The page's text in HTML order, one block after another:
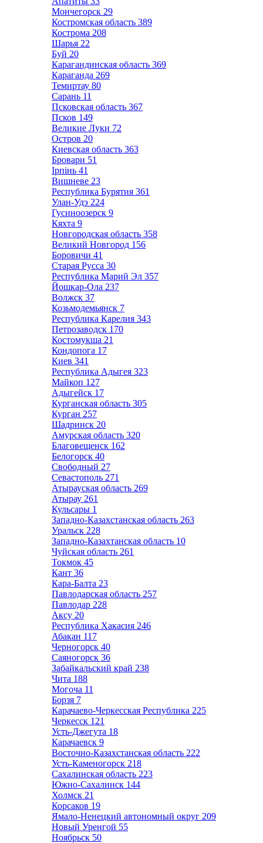
Мончегорск 29
Костромская область 389
Кострома 208
Шарья 22
Буй 20
Карагандинская область 369
Караганда 269
Темиртау 80
Сарань 11
Псковская область 367
Псков 149
Великие Луки 72
Остров 20
Киевская область 363
Бровари 51
Ірпінь 41
Вишневе 23
Республика Бурятия 361
Улан-Удэ 224
Гусиноозерск 9
Кяхта 9
Новгородская область 358
Великий Новгород 156
Боровичи 41
Старая Русса 30
Республика Марий Эл 357
Йошкар-Ола 237
Волжск 37
Козьмодемьянск 7
Республика Карелия 343
Петрозаводск 170
Костомукша 21
Кондопога 17
Киев 341
Республика Адыгея 323
Майкоп 127
Адыгейск 17
Курганская область 305
Курган 257
Шадринск 20
Амурская область 320
Благовещенск 162
Белогорск 40
Свободный 27
Севастополь 271
Атырауская область 269
Атырау 261
Кульсары 1
Западно-Казахстанская область 263
Уральск 228
Западно-Казахтанская область 10
Чуйская область 261
Токмок 45
Кант 36
Кара-Балта 23
Павлодарская область 257
Павлодар 228
Аксу 20
Республика Хакасия 246
Абакан 117
Черногорск 40
Саяногорск 36
Забайкальский край 238
Чита 188
Могоча 11
Борзя 7
Карачаево-Черкесская Республика 225
Черкесск 121
Усть-Джегута 18
Карачаевск 9
Восточно-Казахстанская область 222
Усть-Каменогорск 218
Сахалинская область 223
Южно-Сахалинск 144
Холмск 21
Корсаков 19
Ямало-Ненецкий автономный округ 209
Новый Уренгой 55
Ноябрьск 50